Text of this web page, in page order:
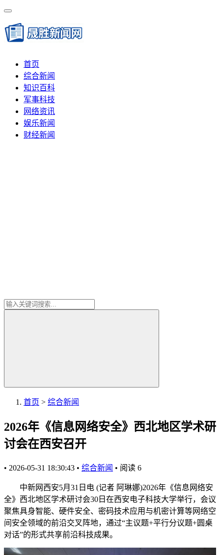
首页
综合新闻
知识百科
军事科技
网络资讯
娱乐新闻
财经新闻
首页 > 综合新闻
2026年《信息网络安全》西北地区学术研
讨会在西安召开
• 2026-05-31 18:30:43 • 综合新闻 • 阅读 6
中新网西安5月31日电 (记者 阿琳娜)2026年《信息网络安
全》西北地区学术研讨会30日在西安电子科技大学举行，会议
聚焦具身智能、硬件安全、密码技术应用与机密计算等网络空
间安全领域的前沿交叉阵地，通过“主议题+平行分议题+圆桌
对话”的形式共享前沿科技成果。